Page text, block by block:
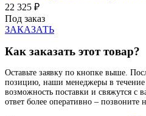
22 325 ₽
Под заказ
ЗАКАЗАТЬ
Как заказать этот товар?
Оставьте заявку по кнопке выше.
позицию, наши менеджеры в течение
возможность поставки и свяжутся с
ответ более оперативно – позвоните